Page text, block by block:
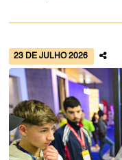
23 DE JULHO 2026